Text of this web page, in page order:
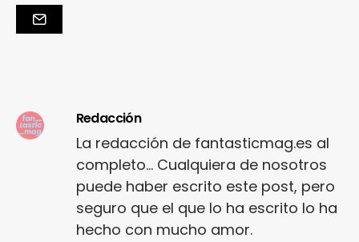
Redacción
La redacción de fantasticmag.es al
completo... Cualquiera de nosotros
puede haber escrito este post, pero
seguro que el que lo ha escrito lo ha
hecho con mucho amor.